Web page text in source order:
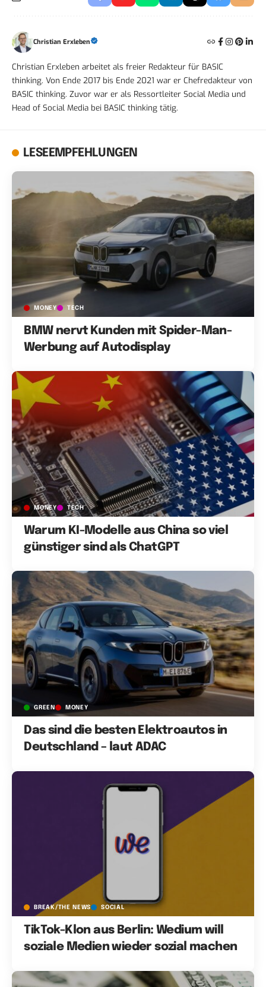
Christian Erxleben
Christian Erxleben arbeitet als freier Redakteur für BASIC
thinking. Von Ende 2017 bis Ende 2021 war er Chefredakteur von
BASIC thinking. Zuvor war er als Ressortleiter Social Media und
Head of Social Media bei BASIC thinking tätig.
LESEEMPFEHLUNGEN
MONEY TECH
BMW nervt Kunden mit Spider-Man-
Werbung auf Autodisplay
MONEY TECH
Warum KI-Modelle aus China so viel
günstiger sind als ChatGPT
GREEN MONEY
Das sind die besten Elektroautos in
Deutschland – laut ADAC
BREAK/THE NEWS SOCIAL
TikTok-Klon aus Berlin: Wedium will
soziale Medien wieder sozial machen